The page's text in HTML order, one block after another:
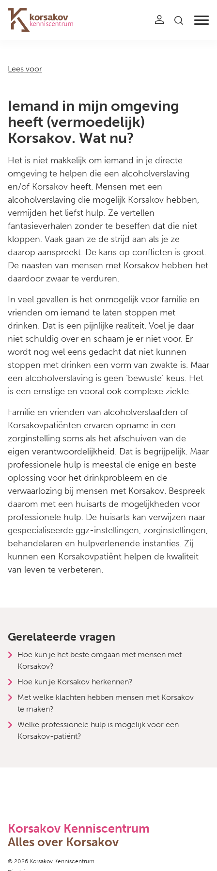
Navigation
Lees voor
Iemand in mijn omgeving
heeft (vermoedelijk)
Korsakov. Wat nu?
Het is niet makkelijk om iemand in je directe
omgeving te helpen die een alcoholverslaving
en/of Korsakov heeft. Mensen met een
alcoholverslaving die mogelijk Korsakov hebben,
vermijden het liefst hulp. Ze vertellen
fantasieverhalen zonder te beseffen dat die niet
kloppen. Vaak gaan ze de strijd aan als je ze
daarop aanspreekt. De kans op conflicten is groot.
De naasten van mensen met Korsakov hebben het
daardoor zwaar te verduren.
In veel gevallen is het onmogelijk voor familie en
vrienden om iemand te laten stoppen met
drinken. Dat is een pijnlijke realiteit. Voel je daar
niet schuldig over en schaam je er niet voor. Er
wordt nog wel eens gedacht dat niet kunnen
stoppen met drinken een vorm van zwakte is. Maar
een alcoholverslaving is geen ‘bewuste’ keus. Het
is een ernstige en vooral ook complexe ziekte.
Familie en vrienden van alcoholverslaafden of
Korsakovpatiënten ervaren opname in een
zorginstelling soms als het afschuiven van de
eigen verantwoordelijkheid. Dat is begrijpelijk. Maar
professionele hulp is meestal de enige en beste
oplossing voor het drinkprobleem en de
verwaarlozing bij mensen met Korsakov. Bespreek
daarom met een huisarts de mogelijkheden voor
professionele hulp. De huisarts kan verwijzen naar
gespecialiseerde ggz-instellingen, zorginstellingen,
behandelaren en hulpverlenende instanties. Zij
kunnen een Korsakovpatiënt helpen de kwaliteit
van leven te verbeteren.
Gerelateerde vragen
Hoe kun je het beste omgaan met mensen met
Korsakov?
Hoe kun je Korsakov herkennen?
Met welke klachten hebben mensen met Korsakov
te maken?
Welke professionele hulp is mogelijk voor een
Korsakov-patiënt?
Korsakov Kenniscentrum
Alles over Korsakov
Copyright navigation
© 2026 Korsakov Kenniscentrum